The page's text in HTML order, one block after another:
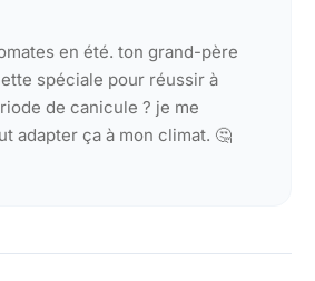
en été. ton grand-père
spéciale pour réussir à
de canicule ? je me
adapter ça à mon climat. 🤔